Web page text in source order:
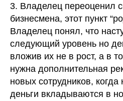
3. Владелец переоценил
бизнесмена, этот пункт
Владелец понял, что
следующий уровень но
вложив их не в рост, а в
нужна дополнительная
новых сотрудников,
деньги вкладываются в